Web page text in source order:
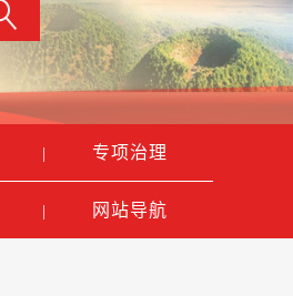
| 专项治理
| 网站导航